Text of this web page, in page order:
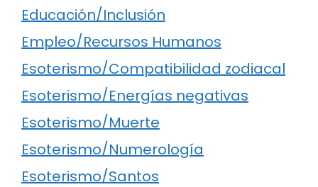
Educación/Inclusión
Empleo/Recursos Humanos
Esoterismo/Compatibilidad zodiacal
Esoterismo/Energías negativas
Esoterismo/Muerte
Esoterismo/Numerología
Esoterismo/Santos